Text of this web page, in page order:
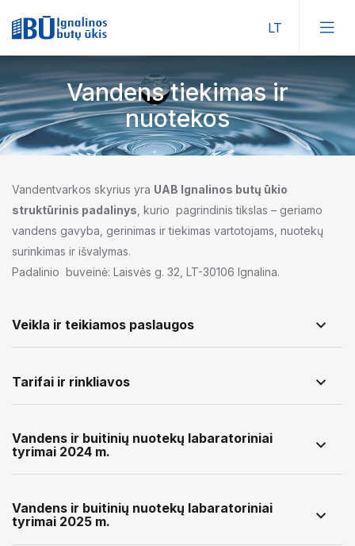
Vandens tiekimas ir
nuotekos
Vandentvarkos skyrius yra UAB Ignalinos butų ūkio
struktūrinis padalinys , kurio pagrindinis tikslas – geriamo
vandens gavyba, gerinimas ir tiekimas vartotojams, nuotekų
surinkimas ir išvalymas.
Padalinio buveinė: Laisvės g. 32, LT-30106 Ignalina.
Veikla ir teikiamos paslaugos
Tarifai ir rinkliavos
Vandens ir buitinių nuotekų labaratoriniai
tyrimai 2024 m.
Vandens ir buitinių nuotekų labaratoriniai
tyrimai 2025 m.